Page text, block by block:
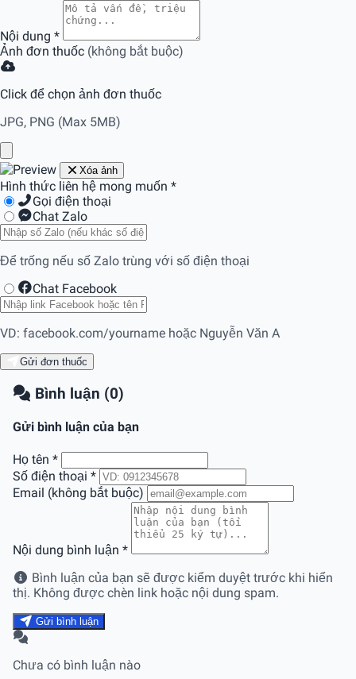
Nội dung *
Ảnh đơn thuốc (không bắt buộc)
Click để chọn ảnh đơn thuốc
JPG, PNG (Max 5MB)
Xóa ảnh
Hình thức liên hệ mong muốn *
Gọi điện thoại
Chat Zalo
Để trống nếu số Zalo trùng với số điện thoại
Chat Facebook
VD: facebook.com/yourname hoặc Nguyễn Văn A
Gửi đơn thuốc
Bình luận (0)
Gửi bình luận của bạn
Họ tên *
Số điện thoại *
Email (không bắt buộc)
Nội dung bình luận *
Bình luận của bạn sẽ được kiểm duyệt trước khi hiển
thị. Không được chèn link hoặc nội dung spam.
Gửi bình luận
Chưa có bình luận nào